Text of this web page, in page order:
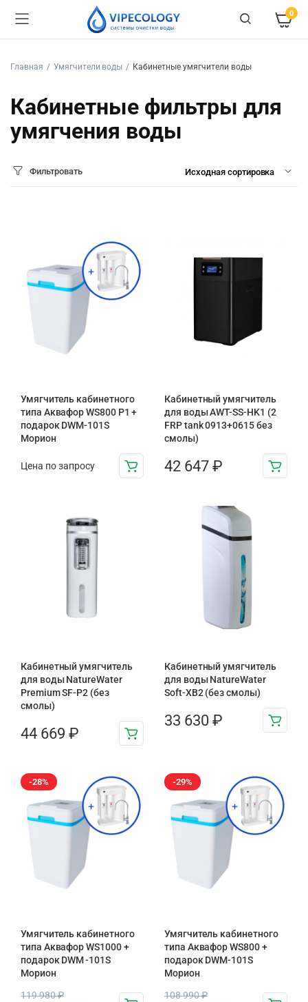
0
Главная Умягчители воды Кабинетные умягчители воды
Кабинетные фильтры для
умягчения воды
Фильтровать
Умягчитель кабинетного
типа Аквафор WS800 P1 +
подарок DWM-101S
Морион
Цена по запросу
Кабинетный умягчитель
для воды AWT-SS-HK1 (2
FRP tank 0913+0615 без
смолы)
42 647 ₽
Кабинетный умягчитель
для воды NatureWater
Premium SF-P2 (без
смолы)
44 669 ₽
Кабинетный умягчитель
для воды NatureWater
Soft-XB2 (без смолы)
33 630 ₽
-28%
Умягчитель кабинетного
типа Аквафор WS1000 +
подарок DWM -101S
Морион
119 980₽
-29%
Умягчитель кабинетного
типа Аквафор WS800 +
подарок DWM-101S
Морион
108 990₽